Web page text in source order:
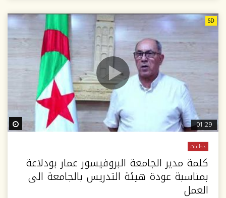
SD
01:29
خطابات
كلمة مدير الجامعة البروفيسور عمار بودلاعة
بمناسبة عودة هيئة التدريس بالجامعة الى
العمل